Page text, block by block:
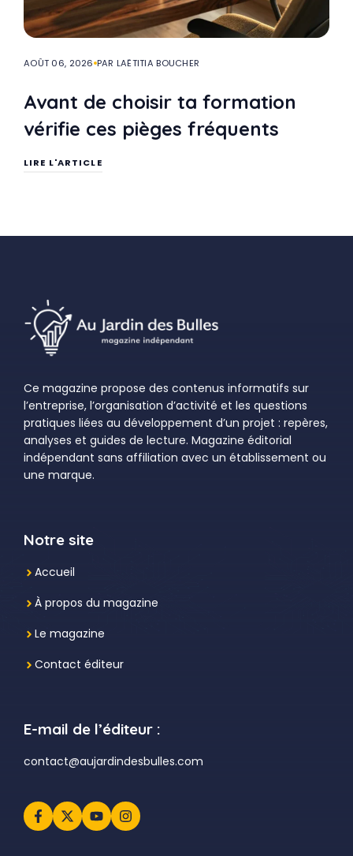
AOÛT 06, 2026 PAR LAËTITIA BOUCHER
Avant de choisir ta formation
vérifie ces pièges fréquents
LIRE L'ARTICLE
Ce magazine propose des contenus informatifs sur
l’entreprise, l’organisation d’activité et les questions
pratiques liées au développement d’un projet : repères,
analyses et guides de lecture. Magazine éditorial
indépendant sans affiliation avec un établissement ou
une marque.
Notre site
Accueil
À propos du magazine
Le magazine
Contact éditeur
E-mail de l’éditeur :
contact@aujardindesbulles.com